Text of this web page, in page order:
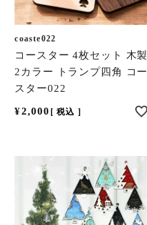
coaste022
コースター 4枚セット 木製
2カラー トランプ四角 コー
スター022
¥2,000 税込